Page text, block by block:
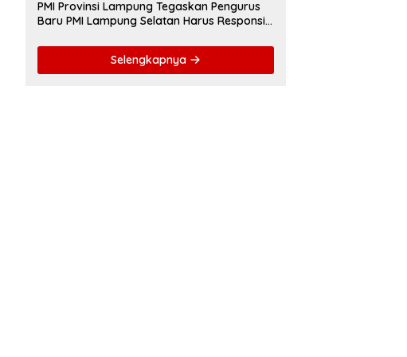
PMI Provinsi Lampung Tegaskan Pengurus
Baru PMI Lampung Selatan Harus Responsif
Selengkapnya